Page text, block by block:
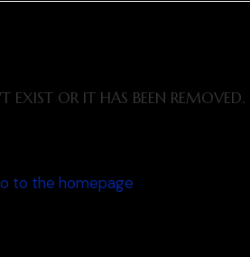
EXIST OR IT HAS BEEN REMOVED.
to the homepage